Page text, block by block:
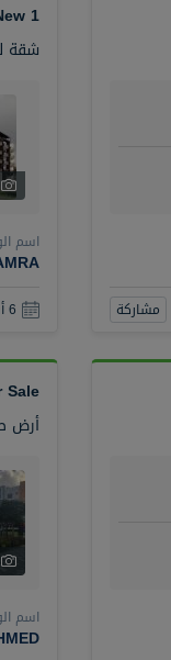
مشاركة
1 Bedroom plus Study | JVC | New
شقة
اسم
6 أشهر +
أرض
اسم